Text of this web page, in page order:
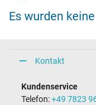
Es wurden
Kontakt
Kundenservice
Telefon:+49 7823